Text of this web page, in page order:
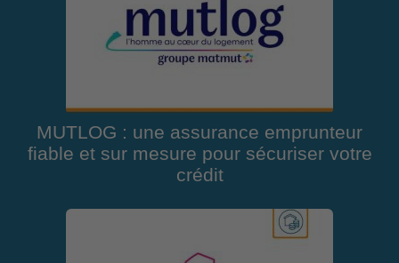
MUTLOG : une assurance emprunteur
fiable et sur mesure pour sécuriser votre
crédit